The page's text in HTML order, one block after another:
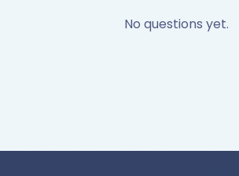
No questions yet.